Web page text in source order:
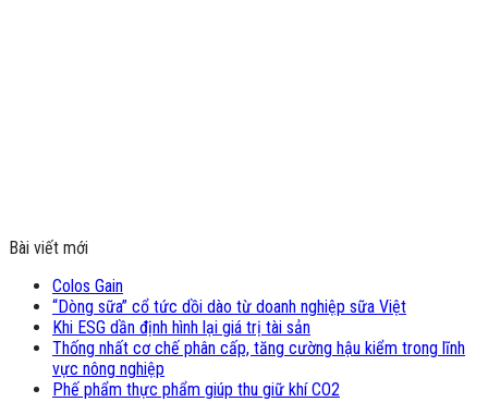
Bài viết mới
Colos Gain
“Dòng sữa” cổ tức dồi dào từ doanh nghiệp sữa Việt
Khi ESG dần định hình lại giá trị tài sản
Thống nhất cơ chế phân cấp, tăng cường hậu kiểm trong lĩnh
vực nông nghiệp
Phế phẩm thực phẩm giúp thu giữ khí CO2